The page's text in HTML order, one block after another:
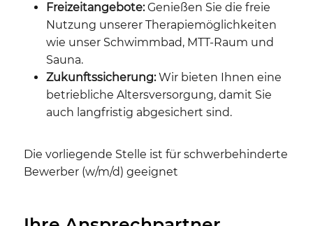
Freizeitangebote:Genießen Sie die freie
Nutzung unserer Therapiemöglichkeiten
wie unser Schwimmbad, MTT-Raum und
Sauna.
Zukunftssicherung:Wir bieten Ihnen eine
betriebliche Altersversorgung, damit Sie
auch langfristig abgesichert sind.
Die vorliegende Stelle ist für schwerbehinderte
Bewerber (w/m/d) geeignet